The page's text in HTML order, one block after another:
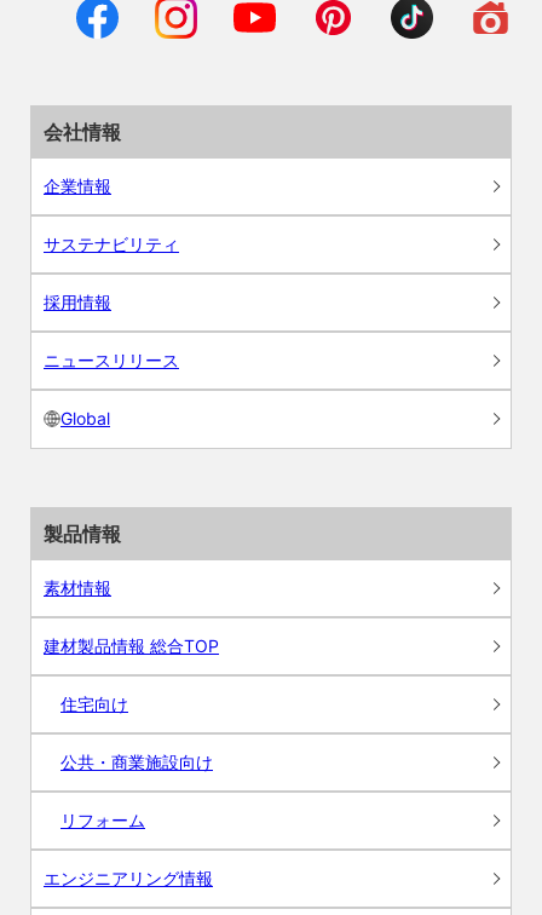
会社情報
企業情報
サステナビリティ
採用情報
ニュースリリース
Global
製品情報
素材情報
建材製品情報 総合TOP
住宅向け
公共・商業施設向け
リフォーム
エンジニアリング情報